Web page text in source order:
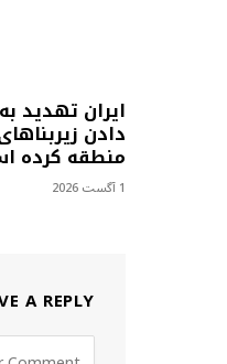
ایران تهدید
دادن
منطقه کرده
1 آگست 2026
A REPLY